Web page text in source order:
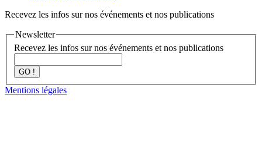
Recevez les infos sur nos événements et nos publications
Newsletter
Recevez les infos sur nos événements et nos publications
GO !
Mentions légales